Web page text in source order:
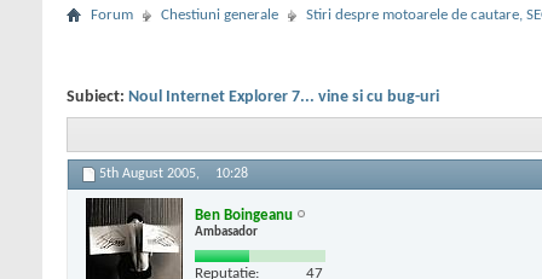
Forum Chestiuni generale Stiri despre motoarele de cautare,
Subiect: Noul Internet Explorer 7... vine si cu bug-uri
5th August 2005, 10:28
Ben Boingeanu
Ambasador
Reputatie: 47